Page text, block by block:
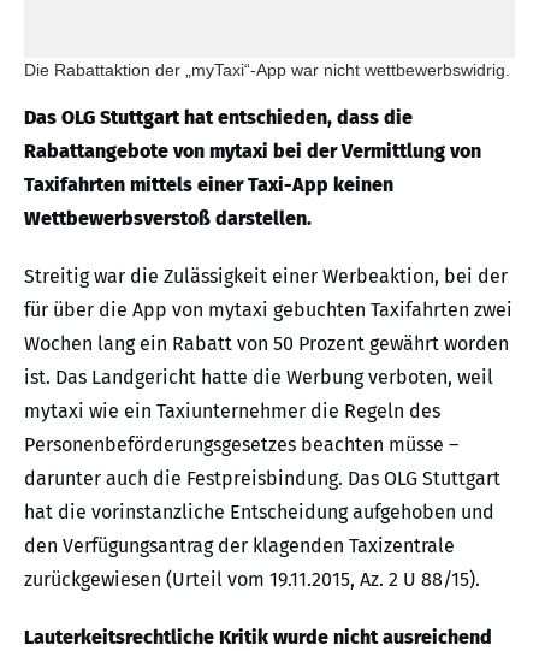
Die Rabattaktion der „myTaxi“-App war nicht wettbewerbswidrig.
Das OLG Stuttgart hat entschieden, dass die
Rabattangebote von mytaxi bei der Vermittlung von
Taxifahrten mittels einer Taxi-App keinen
Wettbewerbsverstoß darstellen.
Streitig war die Zulässigkeit einer Werbeaktion, bei der
für über die App von mytaxi gebuchten Taxifahrten zwei
Wochen lang ein Rabatt von 50 Prozent gewährt worden
ist. Das Landgericht hatte die Werbung verboten, weil
mytaxi wie ein Taxiunternehmer die Regeln des
Personenbeförderungsgesetzes beachten müsse –
darunter auch die Festpreisbindung. Das OLG Stuttgart
hat die vorinstanzliche Entscheidung aufgehoben und
den Verfügungsantrag der klagenden Taxizentrale
zurückgewiesen (Urteil vom 19.11.2015, Az. 2 U 88/15).
Lauterkeitsrechtliche Kritik wurde nicht ausreichend